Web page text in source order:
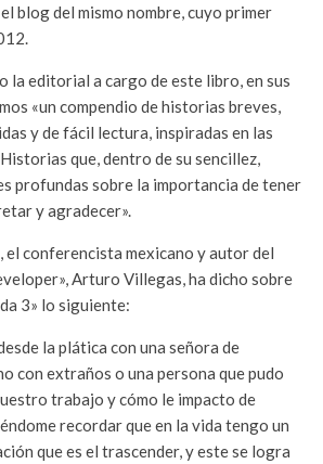
blog del mismo nombre, cuyo primer
la editorial a cargo de este libro, en sus
«un compendio de historias breves,
y de fácil lectura, inspiradas en las
que, dentro de su sencillez,
profundas sobre la importancia de tener
y agradecer».
el conferencista mexicano y autor del
Arturo Villegas, ha dicho sobre
3» lo siguiente:
la plática con una señora de
con extraños o una persona que pudo
trabajo y cómo le impacto de
recordar que en la vida tengo un
que es el trascender, y este se logra